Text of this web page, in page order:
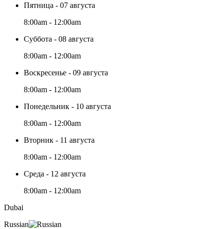
Пятница - 07 августа
8:00am - 12:00am
Суббота - 08 августа
8:00am - 12:00am
Воскресенье - 09 августа
8:00am - 12:00am
Понедельник - 10 августа
8:00am - 12:00am
Вторник - 11 августа
8:00am - 12:00am
Среда - 12 августа
8:00am - 12:00am
Dubai
Russian